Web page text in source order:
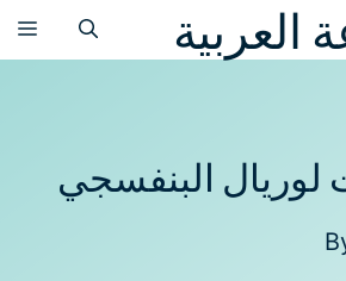
العربية
لوريال البنفسجي